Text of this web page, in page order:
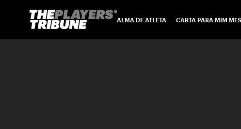
ALMA DE ATLETA CARTA PARA MIM